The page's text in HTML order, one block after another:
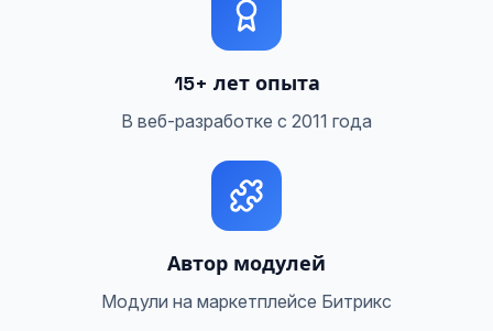
15+ лет опыта
В веб-разработке с 2011 года
Автор модулей
Модули на маркетплейсе Битрикс